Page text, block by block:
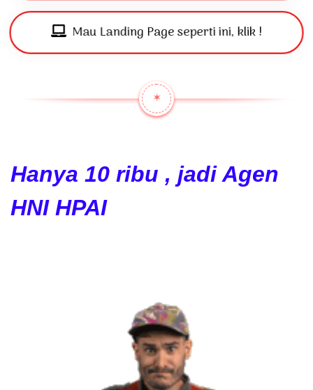
Mau Landing Page seperti ini, klik !
✶
Hanya 10 ribu , jadi Agen
HNI HPAI